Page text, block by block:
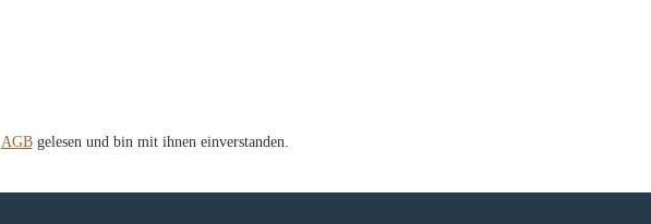
AGBgelesen und bin mit ihnen einverstanden.